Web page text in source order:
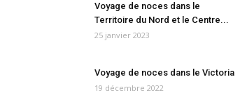
Voyage de noces dans le
Territoire du Nord et le Centre...
25 janvier 2023
Voyage de noces dans le Victoria
19 décembre 2022